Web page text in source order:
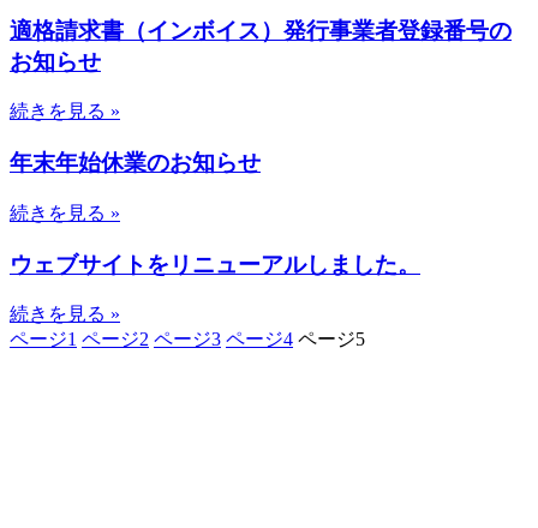
適格請求書（インボイス）発行事業者登録番号の
お知らせ
続きを見る »
年末年始休業のお知らせ
続きを見る »
ウェブサイトをリニューアルしました。
続きを見る »
ページ1 ページ2 ページ3 ページ4 ページ5